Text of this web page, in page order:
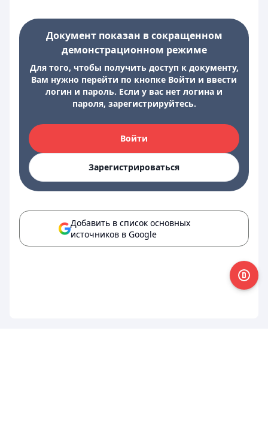
Документ показан в сокращенном
демонстрационном режиме
Для того, чтобы получить доступ к документу,
Вам нужно перейти по кнопке Войти и ввести
логин и пароль. Если у вас нет логина и
пароля, зарегистрируйтесь.
Войти
Зарегистрироваться
Добавить в список основных
источников в Google